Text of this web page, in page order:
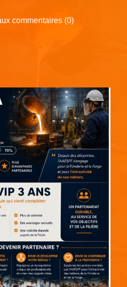
commentaires (0)